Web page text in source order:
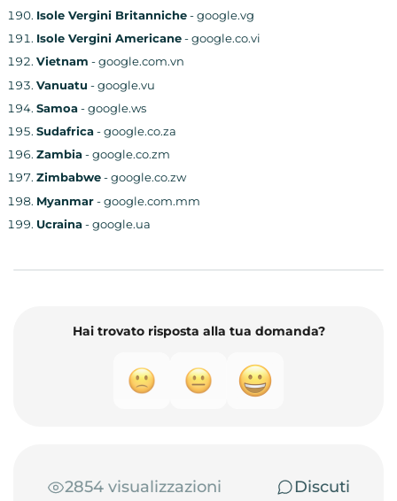
Isole Vergini Britanniche- google.vg
Isole Vergini Americane- google.co.vi
Vietnam - google.com.vn
Vanuatu - google.vu
Samoa- google.ws
Sudafrica- google.co.za
Zambia- google.co.zm
Zimbabwe- google.co.zw
Myanmar- google.com.mm
Ucraina- google.ua
Hai trovato risposta alla tua domanda?
2854 visualizzazioni Discuti